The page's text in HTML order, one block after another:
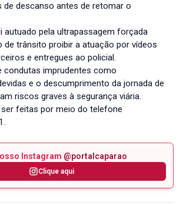
de descanso antes de retomar o
autuado pela ultrapassagem forçada
de trânsito proibir a atuação por vídeos
e entregues ao policial.
condutas imprudentes como
e o descumprimento da jornada de
riscos graves à segurança viária.
feitas por meio do telefone
Instagram @portalcaparao
Clique aqui